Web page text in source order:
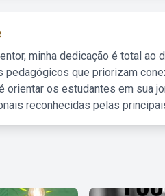
minha dedicação é total
pedagógicos que priorizam
orientar os estudantes em sua
reconhecidas pelas